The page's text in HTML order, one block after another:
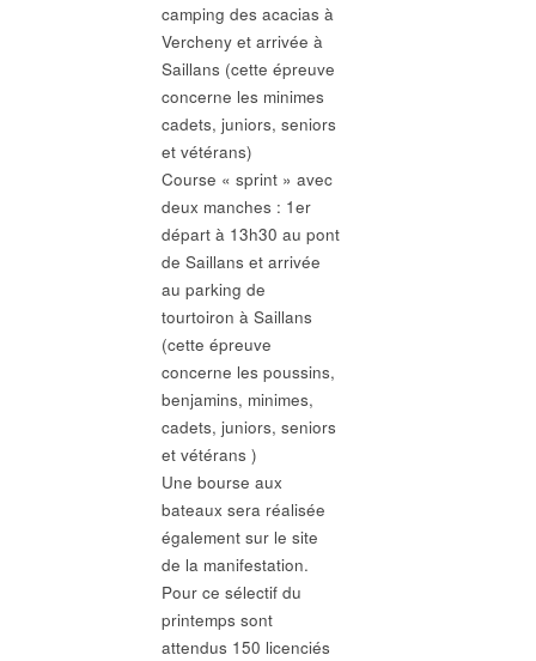
camping des acacias à
Vercheny et arrivée à
Saillans (cette épreuve
concerne les minimes
cadets, juniors, seniors
et vétérans)
Course « sprint » avec
deux manches : 1er
départ à 13h30 au pont
de Saillans et arrivée
au parking de
tourtoiron à Saillans
(cette épreuve
concerne les poussins,
benjamins, minimes,
cadets, juniors, seniors
et vétérans )
Une bourse aux
bateaux sera réalisée
également sur le site
de la manifestation.
Pour ce sélectif du
printemps sont
attendus 150 licenciés